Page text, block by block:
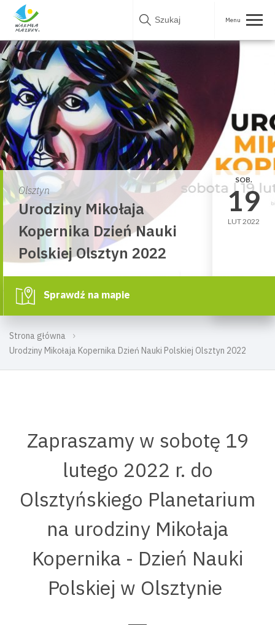
Skip
Strona główna
Urodziny Mikołaja Kopernika Dzień Nauki Polskiej Olsztyn 2022
Olsztyn
Urodziny Mikołaja
Kopernika Dzień Nauki
Polskiej Olsztyn 2022
SOB.
19
LUT 2022
Sprawdź na mapie
Zapraszamy w sobotę 19
lutego 2022 r. do
Olsztyńskiego Planetarium
na urodziny Mikołaja
Kopernika - Dzień Nauki
Polskiej w Olsztynie